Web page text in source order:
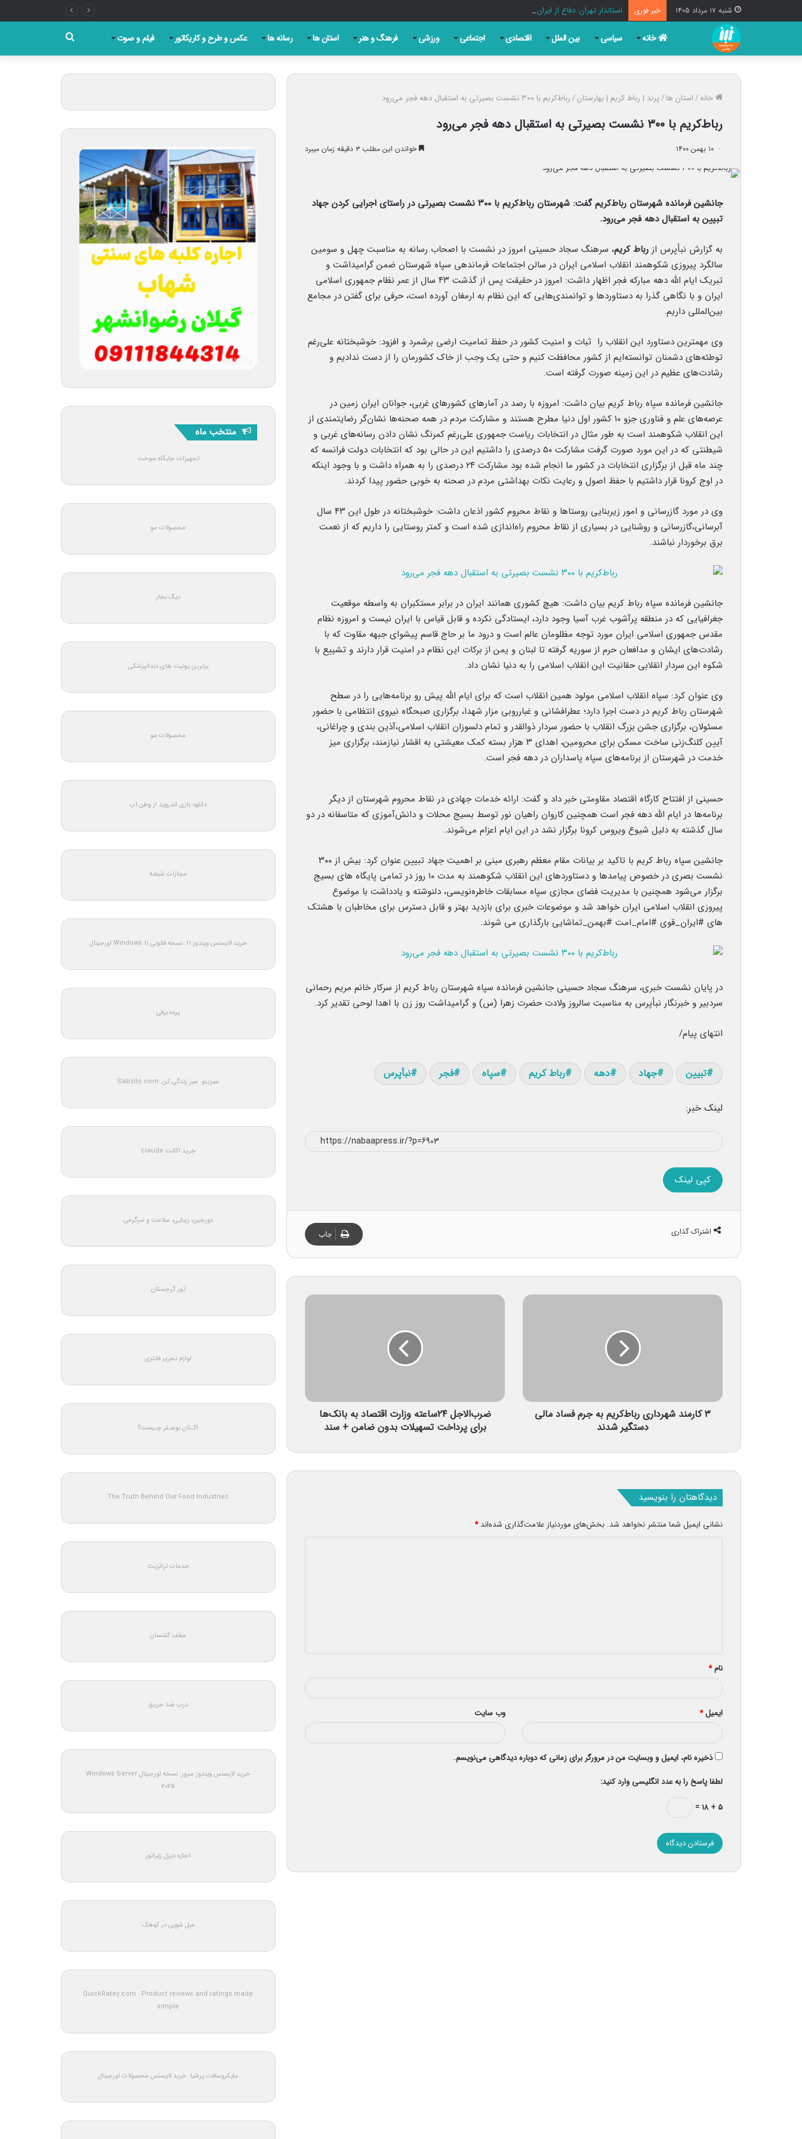
شنبه ۱۷ مرداد ۱۴۰۵ خبر فوری استاندار تهران: دفاع از ایران گاه در یک تیتر دقیق و یک قلم مسئولانه خلاصه می شود
خانه سیاسی بین الملل اقتصادی اجتماعی ورزشی فرهنگ و هنر استان ها رسانه ها عکس و طرح و کاریکاتور فیلم و صوت
برای
خانه/استان ها/پرند | رباط کریم | بهارستان/رباط‌کریم با ۳۰۰ نشست بصیرتی به استقبال دهه فجر می‌رود
رباط‌کریم با ۳۰۰ نشست بصیرتی به استقبال دهه فجر می‌رود
۱۰ بهمن ۱۴۰۰ خواندن این مطلب ۳ دقیقه زمان میبرد
جانشین فرمانده شهرستان رباط‌کریم گفت: شهرستان رباط‌کریم با ۳۰۰ نشست بصیرتی در راستای اجرایی کردن جهاد
تبیین به استقبال دهه فجر می‌رود.
به گزارش نبأپرس از رباط کریم، سرهنگ سجاد حسینی امروز در نشست با اصحاب رسانه به مناسبت چهل و سومین
سالگرد پیروزی شکوهمند انقلاب اسلامی ایران در سالن اجتماعات فرماندهی سپاه شهرستان ضمن گرامیداشت و
تبریک ایام الله دهه مبارکه فجر اظهار داشت: امروز در حقیقت پس از گذشت ۴۳ سال از عمر نظام جمهوری اسلامی
ایران و با نگاهی گذرا به دستاوردها و توانمندی‌هایی که این نظام به ارمغان آورده است، حرفی برای گفتن در مجامع
بین‌المللی داریم.
وی مهمترین دستاورد این انقلاب را ثبات و امنیت کشور در حفظ تمامیت ارضی برشمرد و افزود: خوشبختانه علی‌رغم
توطئه‌های دشمنان توانسته‌ایم از کشور محافظت کنیم و حتی یک وجب از خاک کشورمان را از دست ندادیم و
رشادت‌های عظیم در این زمینه صورت گرفته است.
جانشین فرمانده سپاه رباط کریم بیان داشت: امروزه با رصد در آمارهای کشورهای غربی، جوانان ایران زمین در
عرصه‌های علم و فناوری جزو ۱۰ کشور اول دنیا مطرح هستند و مشارکت مردم در همه صحنه‌ها نشان‌گر رضایتمندی از
این انقلاب شکوهمند است به طور مثال در انتخابات ریاست جمهوری علی‌رغم کمرنگ نشان دادن رسانه‌های غربی و
شیطنتی که در این مورد صورت گرفت مشارکت ۵۰ درصدی را داشتیم این در حالی بود که انتخابات دولت فرانسه که
چند ماه قبل از برگزاری انتخابات در کشور ما انجام شده بود مشارکت ۲۴ درصدی را به همراه داشت و با وجود اینکه
در اوج کرونا قرار داشتیم با حفظ اصول و رعایت نکات بهداشتی مردم در صحنه به خوبی حضور پیدا کردند.
وی در مورد گازرسانی و امور زیربنایی روستاها و نقاط محروم کشور اذعان داشت: خوشبختانه در طول این ۴۳ سال
آبرسانی،گازرسانی و روشنایی در بسیاری از نقاط محروم راه‌اندازی شده است و کمتر روستایی را داریم که از نعمت
برق برخوردار نباشند.
جانشین فرمانده سپاه رباط کریم بیان داشت: هیچ کشوری همانند ایران در برابر مستکبران به واسطه موقعیت
جغرافیایی که در منطقه پرآشوب غرب آسیا وجود دارد، ایستادگی نکرده و قابل قیاس با ایران نیست و امروزه نظام
مقدس جمهوری اسلامی ایران مورد توجه مظلومان عالم است و درود ما بر حاج قاسم پیشوای جبهه مقاوت که با
رشادت‌های ایشان و مدافعان حرم از سوریه گرفته تا لبنان و یمن از برکات این نظام در امنیت قرار دارند و تشییع با
شکوه این سردار انقلابی حقانیت این انقلاب اسلامی را به دنیا نشان داد.
وی عنوان کرد: سپاه انقلاب اسلامی مولود همین انقلاب است که برای ایام الله پیش رو برنامه‌هایی را در سطح
شهرستان رباط کریم در دست اجرا دارد؛ عطرافشانی و غبارروبی مزار شهدا، برگزاری صبحگاه نیروی انتظامی با حضور
مسئولان، برگزاری جشن بزرگ انقلاب با حضور سردار ذوالقدر و تمام دلسوزان انقلاب اسلامی،آذین بندی و چراغانی،
آیین کلنگ‌زنی ساخت مسکن برای محرومین، اهدای ۳ هزار بسته کمک معیشتی به اقشار نیازمند، برگزاری میز
خدمت در شهرستان از برنامه‌های سپاه پاسداران در دهه فجر است.
حسینی از افتتاح کارگاه اقتصاد مقاومتی خبر داد و گفت: ارائه خدمات جهادی در نقاط محروم شهرستان از دیگر
برنامه‌ها در ایام الله دهه فجر است همچنین کاروان راهیان نور توسط بسیج محلات و دانش‌آموزی که متاسفانه در دو
سال گذشته به دلیل شیوع ویروس کرونا برگزار نشد در این ایام اعزام می‌شوند.
جانشین سپاه رباط کریم با تاکید بر بیانات مقام معظم رهبری مبنی بر اهمیت جهاد تبیین عنوان کرد: بیش از ۳۰۰
نشست بصری در خصوص پیامدها و دستاوردهای این انقلاب شکوهمند به مدت ۱۰ روز در تمامی پایگاه های بسیج
برگزار می‌شود همچنین با مدیریت فضای مجازی سپاه مسابقات خاطره‌نویسی، دلنوشته و یادداشت با موضوع
پیروزی انقلاب اسلامی ایران خواهد شد و موضوعات خبری برای بازدید بهتر و قابل دسترس برای مخاطبان با هشتک
های #ایران_قوی #امام_امت #بهمن_تماشایی بارگذاری می شوند.
در پایان نشست خبری، سرهنگ سجاد حسینی جانشین فرمانده سپاه شهرستان رباط کریم از سرکار خانم مریم رحمانی
سردبیر و خبرنگار نبأپرس به مناسبت سالروز ولادت حضرت زهرا (س) و گرامیداشت روز زن با اهدا لوحی تقدیر کرد.
انتهای پیام/
تبیین جهاد دهه رباط کریم سپاه فجر نبأپرس
لینک خبر:
کپی لینک
اشتراک گذاری چاپ
۳ کارمند شهرداری رباط‌کریم به جرم فساد مالی
دستگیر شدند
ضرب‌الاجل ۲۴ساعته وزارت اقتصاد به بانک‌ها
برای پرداخت تسهیلات بدون ضامن + سند
دیدگاهتان را بنویسید
نشانی ایمیل شما منتشر نخواهد شد. بخش‌های موردنیاز علامت‌گذاری شده‌اند*
*
نام*
ایمیل* وب‌ سایت
ذخیره نام، ایمیل و وبسایت من در مرورگر برای زمانی که دوباره دیدگاهی می‌نویسم.
لطفا پاسخ را به عدد انگلیسی وارد کنید:
۵ + ۱۸ =
منتخب ماه
تجهیزات جایگاه سوخت
محصولات مو
دیگ بخار
برترین یونیت های دندانپزشکی
محصولات مو
دانلود بازی اندروید از وطن اپ
مجازات شیشه
خرید لایسنس ویندوز 11: نسخه قانونی Windows 11 اورجینال
پرده برقی
سبزیتو: سبز زندگی کن: Sabzito.com
خرید اکانت claude
دورجین؛ زیبایی، سلامت و سرگرمی
تور گرجستان
لوازم تحریر فانتزی
اکـتان بوسـتر چـیست؟
The Truth Behind Our Food Industries
خدمات ترانزیت
سقف کشسان
درب ضد حریق
خرید لایسنس ویندوز سرور: نسخه اورجینال Windows Server
2025
اجاره دیزل ژنراتور
مبل شویی در کوهک
QuickRatey.com : Product reviews and ratings made
simple
مایکروسافت پرشیا: خرید لایسنس محصولات اورجینال